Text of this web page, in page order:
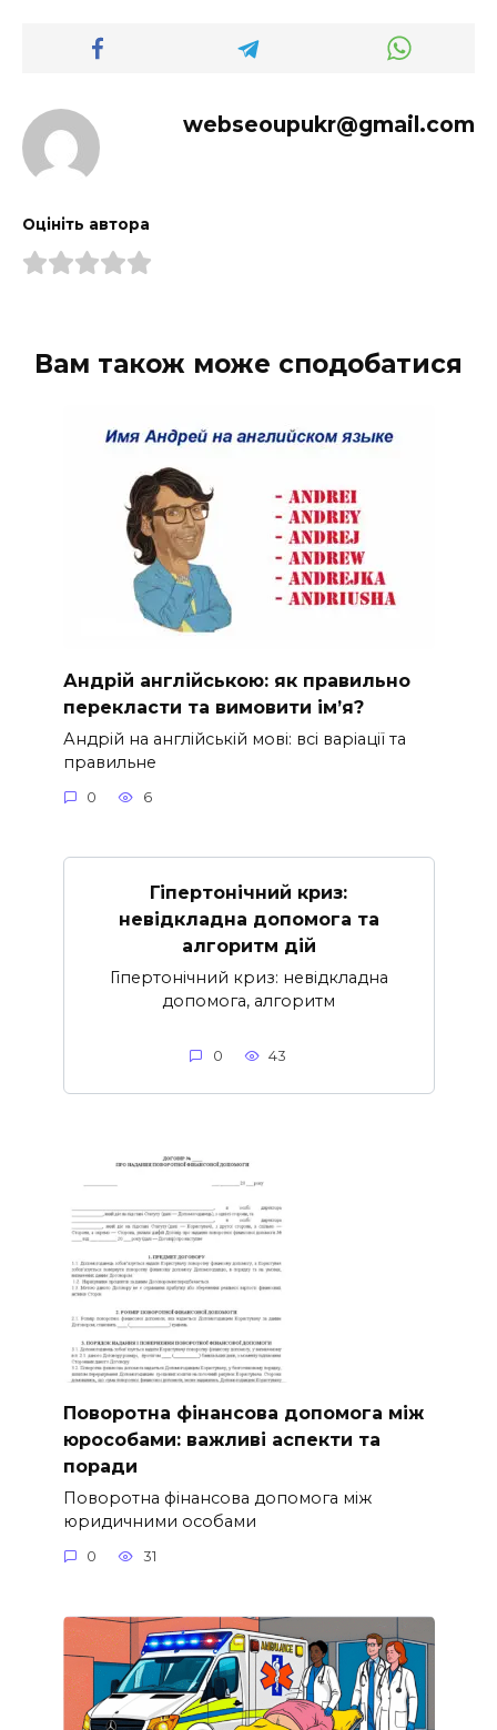
webseoupukr@gmail.com
Оцініть автора
Вам також може сподобатися
Андрій англійською: як правильно
перекласти та вимовити ім’я?
Андрій на англійській мові: всі варіації та
правильне
0 6
Гіпертонічний криз:
невідкладна допомога та
алгоритм дій
Гіпертонічний криз: невідкладна
допомога, алгоритм
0 43
Поворотна фінансова допомога між
юрособами: важливі аспекти та
поради
Поворотна фінансова допомога між
юридичними особами
0 31